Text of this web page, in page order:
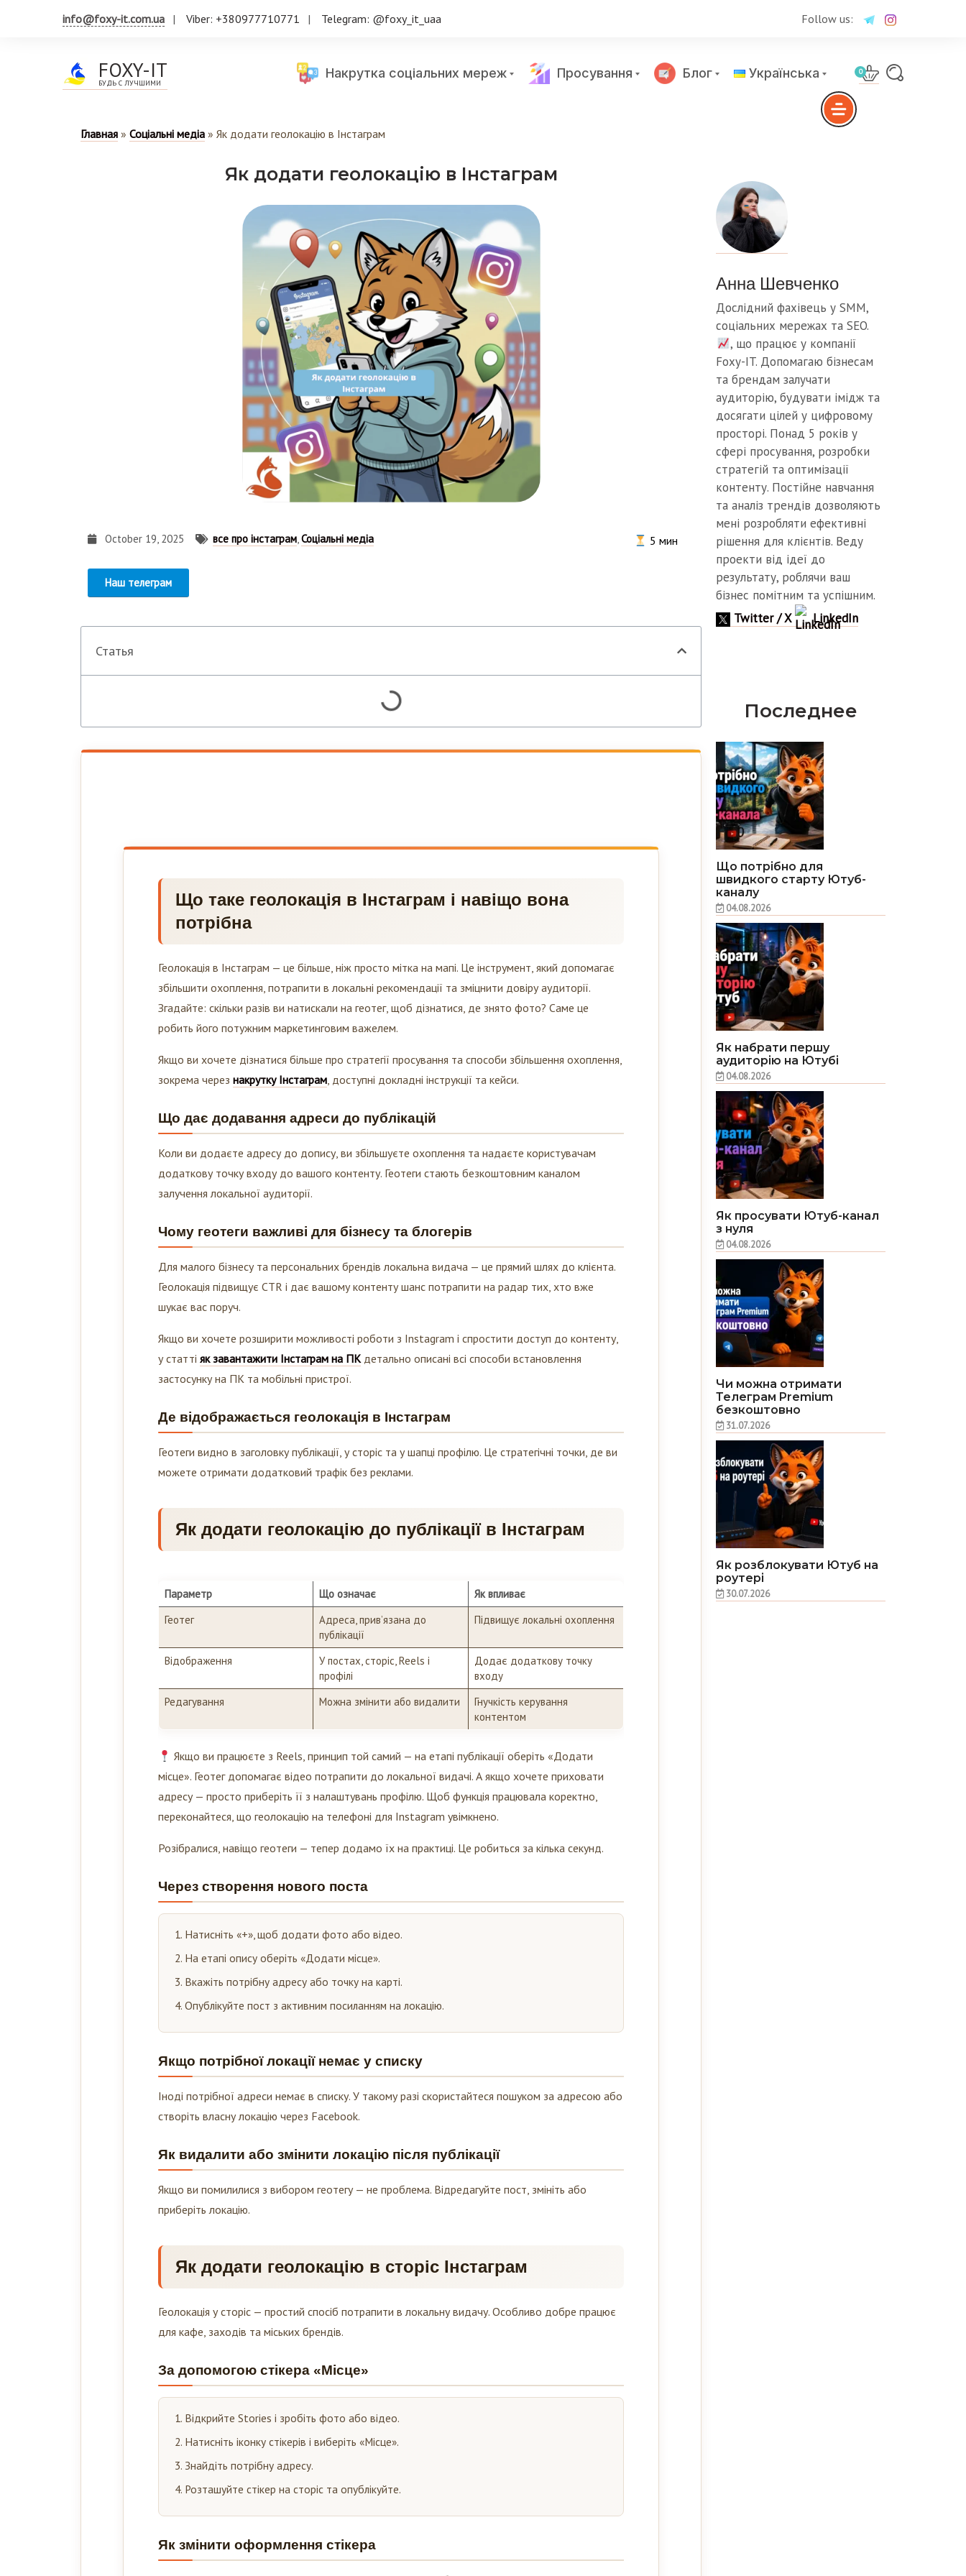
info@foxy-it.com.ua Viber: +380977710771 Telegram: @foxy_it_uaa Follow us:
FOXY-IT
БУДЬ С ЛУЧШИМИ
Накрутка соціальних мереж Просування Блог Українська 0
Главная » Соціальні медіа » Як додати геолокацію в Інстаграм
Як додати геолокацію в Інстаграм
October 19, 2025 все про інстаграм,Соціальні медіа
Наш телеграм
5 мин
Статья
Що таке геолокація в Інстаграм і навіщо вона
потрібна
Геолокація в Інстаграм — це більше, ніж просто мітка на мапі. Це інструмент, який допомагає
збільшити охоплення, потрапити в локальні рекомендації та зміцнити довіру аудиторії.
Згадайте: скільки разів ви натискали на геотег, щоб дізнатися, де знято фото? Саме це
робить його потужним маркетинговим важелем.
Якщо ви хочете дізнатися більше про стратегії просування та способи збільшення охоплення,
зокрема через накрутку Інстаграм, доступні докладні інструкції та кейси.
Що дає додавання адреси до публікацій
Коли ви додаєте адресу до допису, ви збільшуєте охоплення та надаєте користувачам
додаткову точку входу до вашого контенту. Геотеги стають безкоштовним каналом
залучення локальної аудиторії.
Чому геотеги важливі для бізнесу та блогерів
Для малого бізнесу та персональних брендів локальна видача — це прямий шлях до клієнта.
Геолокація підвищує CTR і дає вашому контенту шанс потрапити на радар тих, хто вже
шукає вас поруч.
Якщо ви хочете розширити можливості роботи з Instagram і спростити доступ до контенту,
у статті як завантажити Інстаграм на ПКдетально описані всі способи встановлення
застосунку на ПК та мобільні пристрої.
Де відображається геолокація в Інстаграм
Геотеги видно в заголовку публікації, у сторіс та у шапці профілю. Це стратегічні точки, де ви
можете отримати додатковий трафік без реклами.
Як додати геолокацію до публікації в Інстаграм
Параметр Що означає
Як впливає
Геотег
Адреса, прив’язана до
публікації
Підвищує локальні охоплення
Відображення
У постах, сторіс, Reels і
профілі
Додає додаткову точку
входу
Редагування
Можна змінити або видалити
Гнучкість керування
контентом
Якщо ви працюєте з Reels, принцип той самий — на етапі публікації оберіть «Додати
місце». Геотег допомагає відео потрапити до локальної видачі. А якщо хочете приховати
адресу — просто приберіть її з налаштувань профілю. Щоб функція працювала коректно,
переконайтеся, що геолокацію на телефоні для Instagram увімкнено.
Розібралися, навіщо геотеги — тепер додамо їх на практиці. Це робиться за кілька секунд.
Через створення нового поста
Натисніть «+», щоб додати фото або відео.
На етапі опису оберіть «Додати місце».
Вкажіть потрібну адресу або точку на карті.
Опублікуйте пост з активним посиланням на локацію.
Якщо потрібної локації немає у списку
Іноді потрібної адреси немає в списку. У такому разі скористайтеся пошуком за адресою або
створіть власну локацію через Facebook.
Як видалити або змінити локацію після публікації
Якщо ви помилилися з вибором геотегу — не проблема. Відредагуйте пост, змініть або
приберіть локацію.
Як додати геолокацію в сторіс Інстаграм
Геолокація у сторіс — простий спосіб потрапити в локальну видачу. Особливо добре працює
для кафе, заходів та міських брендів.
За допомогою стікера «Місце»
Відкрийте Stories і зробіть фото або відео.
Натисніть іконку стікерів і виберіть «Місце».
Знайдіть потрібну адресу.
Розташуйте стікер на сторіс та опублікуйте.
Як змінити оформлення стікера
Анна Шевченко
Дослідний фахівець у SMM,
соціальних мережах та SEO.
, що працює у компанії
Foxy-IT. Допомагаю бізнесам
та брендам залучати
аудиторію, будувати імідж та
досягати цілей у цифровому
просторі. Понад 5 років у
сфері просування, розробки
стратегій та оптимізації
контенту. Постійне навчання
та аналіз трендів дозволяють
мені розробляти ефективні
рішення для клієнтів. Веду
проекти від ідеї до
результату, роблячи ваш
бізнес помітним та успішним.
Twitter / X
LinkedIn
Последнее
Що потрібно для
швидкого старту Ютуб-
каналу
04.08.2026
Як набрати першу
аудиторію на Ютубі
04.08.2026
Як просувати Ютуб-канал
з нуля
04.08.2026
Чи можна отримати
Телеграм Premium
безкоштовно
31.07.2026
Як розблокувати Ютуб на
роутері
30.07.2026